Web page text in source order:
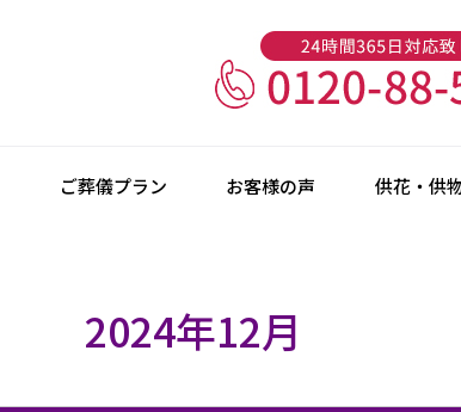
ご葬儀プラン お客様の声 供花・供
2024年12月